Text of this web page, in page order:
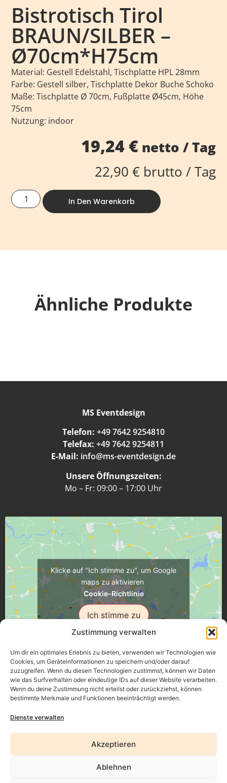
Zustimmung verwalten
Um dir ein optimales Erlebnis zu bieten, verwenden wir Technologien wie
Cookies, um Geräteinformationen zu speichern und/oder darauf
zuzugreifen. Wenn du diesen Technologien zustimmst, können wir Daten
wie das Surfverhalten oder eindeutige IDs auf dieser Website verarbeiten.
Wenn du deine Zustimmung nicht erteilst oder zurückziehst, können
bestimmte Merkmale und Funktionen beeinträchtigt werden.
Dienste verwalten
Akzeptieren
Ablehnen
Bistrotisch Tirol
BRAUN/SILBER –
Ø70cm*H75cm
Material: Gestell Edelstahl, Tischplatte HPL 28mm
Farbe: Gestell silber, Tischplatte Dekor Buche Schoko
Maße: Tischplatte Ø 70cm, Fußplatte Ø45cm, Höhe
75cm
Nutzung: indoor
19,24€netto / Tag
22,90 €brutto / Tag
In Den Warenkorb
Ähnliche Produkte
MS Eventdesign
Telefon: +49 7642 9254810
Telefax: +49 7642 9254811
E-Mail: info@ms-eventdesign.de
Unsere Öffnungszeiten:
Mo – Fr: 09:00 – 17:00 Uhr
Klicke auf "Ich stimme zu", um Google
maps zu aktivieren
Cookie-Richtlinie
Ich stimme zu
Üsenberger Strasse 11, 79346 Endingen a.K.
Datenschutz
AGB